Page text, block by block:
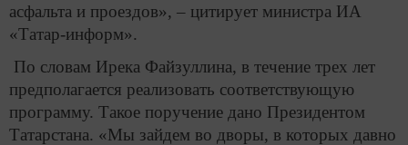
асфальта и проездов», – цитирует министра ИА
«Татар-информ».
По словам Ирека Файзуллина, в течение трех лет
предполагается реализовать соответствующую
программу. Такое поручение дано Президентом
Татарстана. «Мы зайдем во дворы, в которых давно